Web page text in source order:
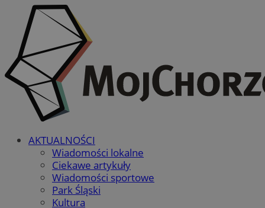
AKTUALNOŚCI
Wiadomości lokalne
Ciekawe artykuły
Wiadomości sportowe
Park Śląski
Kultura